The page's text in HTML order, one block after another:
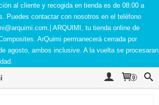
al cliente y recogida en tienda es de 08:00 a
Puedes contactar con nosotros en el teléfono
.| ARQUIMI, tu tienda online de
ArQuimi permanecerá cerrada por
agosto, ambos inclusive. A la vuelta se procesaran
0